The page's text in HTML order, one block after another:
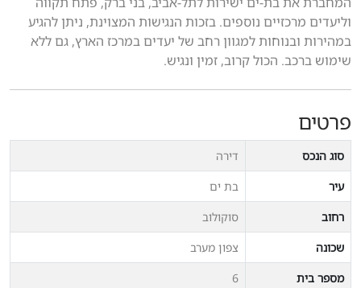
וליעדים מרכזיים נוספים. בזכות הנגישות המצוינת, ניתן להגיע
במהירות ובנוחות למגוון רחב של יעדים במרכז הארץ, גם ללא
שימוש ברכב. הכול קרוב, זמין ונגיש.
פרטים
סוג הנכס
דירה
עיר
בת ים
רחוב
סוקולוב
שכונה
צפון מערב
מספר בית
6